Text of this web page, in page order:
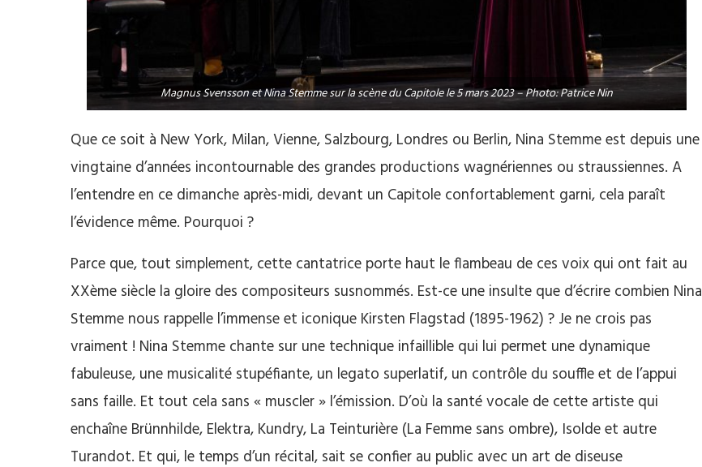
Magnus Svensson et Nina Stemme sur la scène du Capitole le 5 mars 2023 – Photo: Patrice Nin
Que ce soit à New York, Milan, Vienne, Salzbourg, Londres ou Berlin, Nina Stemme est depuis une
vingtaine d’années incontournable des grandes productions wagnériennes ou straussiennes. A
l’entendre en ce dimanche après-midi, devant un Capitole confortablement garni, cela paraît
l’évidence même. Pourquoi ?
Parce que, tout simplement, cette cantatrice porte haut le flambeau de ces voix qui ont fait au
XXème siècle la gloire des compositeurs susnommés. Est-ce une insulte que d’écrire combien Nina
Stemme nous rappelle l’immense et iconique Kirsten Flagstad (1895-1962) ? Je ne crois pas
vraiment ! Nina Stemme chante sur une technique infaillible qui lui permet une dynamique
fabuleuse, une musicalité stupéfiante, un legato superlatif, un contrôle du souffle et de l’appui
sans faille. Et tout cela sans « muscler » l’émission. D’où la santé vocale de cette artiste qui
enchaîne Brünnhilde, Elektra, Kundry, La Teinturière (La Femme sans ombre), Isolde et autre
Turandot. Et qui, le temps d’un récital, sait se confier au public avec un art de diseuse